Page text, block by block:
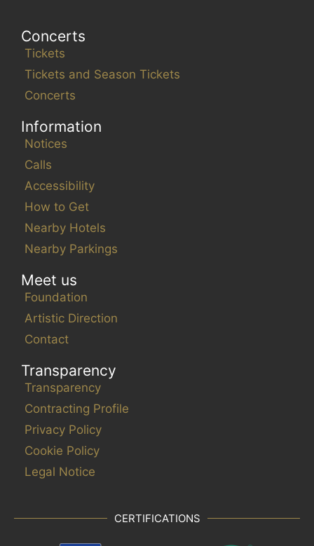
Concerts
Tickets
Tickets and Season Tickets
Concerts
Information
Notices
Calls
Accessibility
How to Get
Nearby Hotels
Nearby Parkings
Meet us
Foundation
Artistic Direction
Contact
Transparency
Transparency
Contracting Profile
Privacy Policy
Cookie Policy
Legal Notice
CERTIFICATIONS